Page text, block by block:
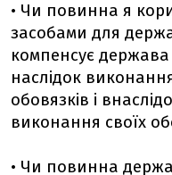
• Чи повинна я
засобами для
компенсує держава
наслідок
обовязків і
виконання своїх
• Чи повинна